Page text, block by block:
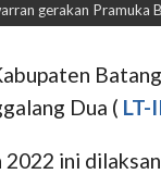
gerakan Pramuka
Dua ( LT-
ini